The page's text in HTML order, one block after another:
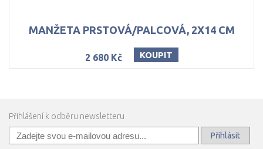
MANŽETA PRSTOVÁ/PALCOVÁ, 2X14 CM
2 680 Kč KOUPIT
Přihlášení k odběru newsletteru
Přihlásit